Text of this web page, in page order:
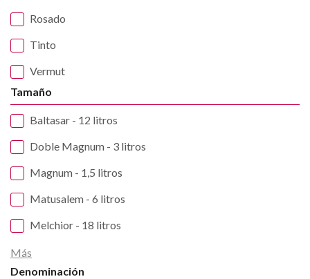
Rosado
Tinto
Vermut
Tamaño
Baltasar - 12 litros
Doble Magnum - 3 litros
Magnum - 1,5 litros
Matusalem - 6 litros
Melchior - 18 litros
Más
Denominación